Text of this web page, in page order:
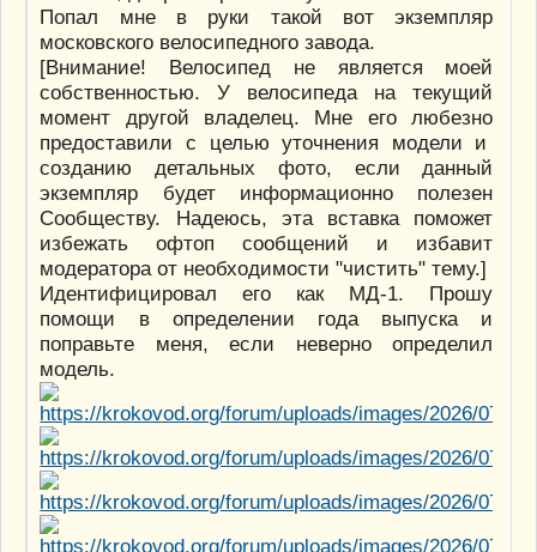
Попал мне в руки такой вот экземпляр
московского велосипедного завода.
[Внимание! Велосипед не является моей
собственностью. У велосипеда на текущий
момент другой владелец. Мне его любезно
предоставили с целью уточнения модели и
созданию детальных фото, если данный
экземпляр будет информационно полезен
Сообществу. Надеюсь, эта вставка поможет
избежать офтоп сообщений и избавит
модератора от необходимости "чистить" тему.]
Идентифицировал его как МД-1. Прошу
помощи в определении года выпуска и
поправьте меня, если неверно определил
модель.